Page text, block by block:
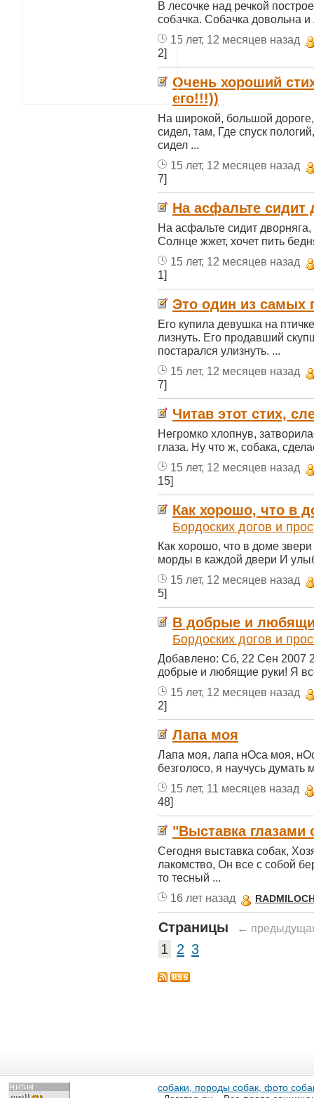
В лесочке над речкой
собачка. Собачка довольна
15 лет, 12 месяцев назад
2]
Очень хороший
его!!!))
На широкой, большой
сидел, там, Где спуск
сидел ...
15 лет, 12 месяцев назад
7]
На асфальте сидит
На асфальте сидит
Солнце жжет, хочет пить
15 лет, 12 месяцев назад
1]
Это один из самых
Его купила девушка на
лизнуть. Его продавший
постарался улизнуть. ...
15 лет, 12 месяцев назад
7]
Читав этот стих,
Негромко хлопнув,
глаза. Ну что ж, собака,
15 лет, 12 месяцев назад
15]
Как хорошо, что в
Бордоских догов и
Как хорошо, что в доме
морды в каждой двери И
15 лет, 12 месяцев назад
5]
В добрые и
Бордоских догов и
Добавлено: Сб, 22 Сен 2007
добрые и любящие руки! Я
15 лет, 12 месяцев назад
2]
Лапа моя
Лапа моя, лапа нОса моя,
безголосо, я научусь думать
15 лет, 11 месяцев назад
48]
"Выставка глазами
Сегодня выставка собак,
лакомство, Он все с собой
то тесный ...
16 лет назад
Страницы ←
1 2 3
собаки, породы собак, фото